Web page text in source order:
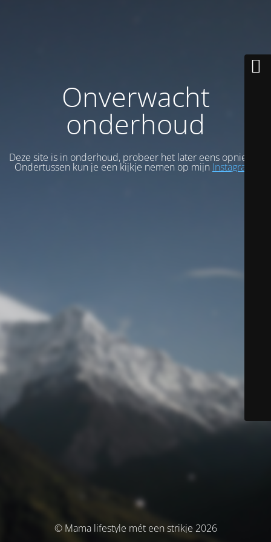
Onverwacht
onderhoud
Deze site is in onderhoud, probeer het later eens opnieuw.
Ondertussen kun je een kijkje nemen op mijn Instagram
© Mama lifestyle mét een strikje 2026